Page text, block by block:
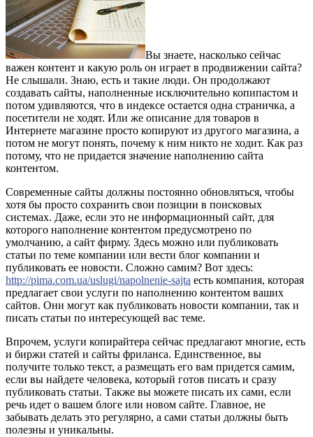
Вы знаете, насколько сейчас
важен контент и какую роль он играет в продвижении сайта?
Не слышали. Знаю, есть и такие люди. Он продолжают
создавать сайты, наполненные исключительно копипастом и
потом удивляются, что в индексе остается одна страничка, а
посетители не ходят. Или же описание для товаров в
Интернете магазине просто копируют из другого магазина, а
потом не могут понять, почему к ним никто не ходит. Как раз
потому, что не придается значение наполнению сайта
контентом.
Современные сайты должны постоянно обновляться, чтобы
хотя бы просто сохранить свои позиции в поисковых
системах. Даже, если это не информационный сайт, для
которого наполнение контентом предусмотрено по
умолчанию, а сайт фирму. Здесь можно или публиковать
статьи по теме компании или вести блог компании и
публиковать ее новости. Сложно самим? Вот здесь:
http://pima.com.ua/uslugi/napolnenie-sajta есть компания, которая
предлагает свои услуги по наполнению контентом ваших
сайтов. Они могут как публиковать новости компании, так и
писать статьи по интересующей вас теме.
Впрочем, услуги копирайтера сейчас предлагают многие, есть
и биржи статей и сайты фриланса. Единственное, вы
получите только текст, а размещать его вам придется самим,
если вы найдете человека, который готов писать и сразу
публиковать статьи. Также вы можете писать их сами, если
речь идет о вашем блоге или новом сайте. Главное, не
забывать делать это регулярно, а сами статьи должны быть
полезны и уникальны.